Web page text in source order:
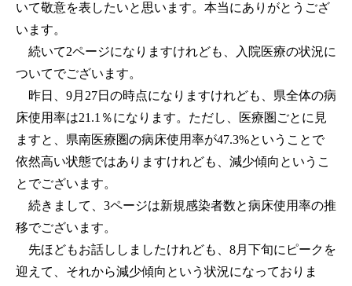
いて敬意を表したいと思います。本当にありがとうござ
います。
続いて2ページになりますけれども、入院医療の状況に
ついてでございます。
昨日、9月27日の時点になりますけれども、県全体の病
床使用率は21.1％になります。ただし、医療圏ごとに見
ますと、県南医療圏の病床使用率が47.3%ということで
依然高い状態ではありますけれども、減少傾向というこ
とでございます。
続きまして、3ページは新規感染者数と病床使用率の推
移でございます。
先ほどもお話ししましたけれども、8月下旬にピークを
迎えて、それから減少傾向という状況になっておりま